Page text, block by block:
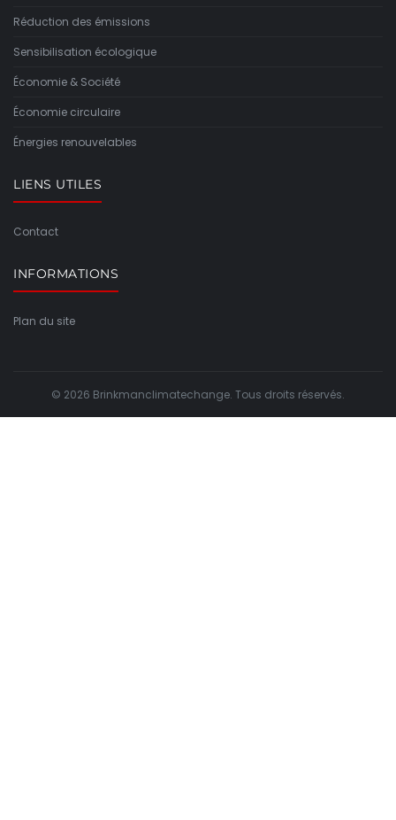
Réduction des émissions
Sensibilisation écologique
Économie & Société
Économie circulaire
Énergies renouvelables
LIENS UTILES
Contact
INFORMATIONS
Plan du site
© 2026 Brinkmanclimatechange. Tous droits réservés.